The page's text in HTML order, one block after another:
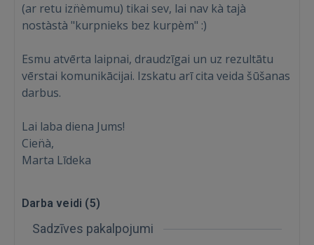
Aizmirsāt paroli? Atcerēties?
 Sign in with Apple
Vēl neesat reģistrējies?
(ar retu izn̈èmumu) tikai sev, lai nav kà tajà
nostàstà "kurpnieks bez kurpèm" :)
Esmu atvērta laipnai, draudzīgai un uz rezultātu
vērstai komunikācijai. Izskatu arī cita veida šūšanas
darbus.
Lai laba diena Jums!
Cien̈à,
Marta Līdeka
Darba veidi (5)
Sadzīves pakalpojumi